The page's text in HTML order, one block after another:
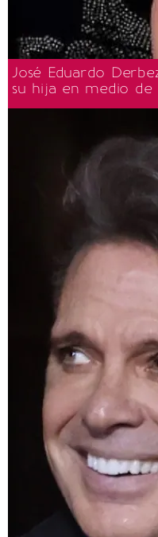
José Eduardo
su hija en medio de